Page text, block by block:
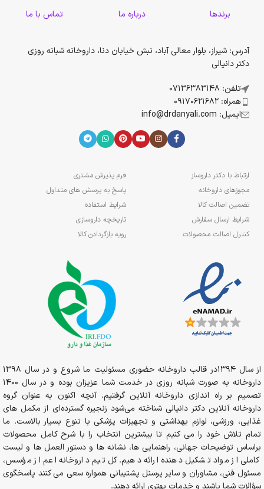
برندها درباره ما تماس با ما
آدرس: شیراز، بلوار معالی آباد، نبش خیابان دنا، داروخانه شبانه روزی
دکتر دانیالی
تلفن: 07136383148
همراه: 09170621682
ایمیل: info@drdanyali.com
ارتباط با دکتر داروساز
مجوزهای داروخانه
تضمین اصالت کالا
شرایط ارسال سفارش
کنترل اصالت محصولات
فرم پذیرش مشتری
پاسخ به پرسش های متداول
شرایط استفاده
تاریخچه داروسازی
رویه بازگردادن کالا
از سال 1394در قالب داروخانه حضوری مسئولیت ما شروع و در سال 1398
داروخانه به صورت شبانه روزی در خدمت شما عزیزان بوده و در سال 1400
تصمیم بر راه اندازی داروخانه آنلاین گرفتیم. آنچه اکنون به عنوان گروه
داروخانه آنلاین دکتر دانیالی شناخته می‌شود زنجیره گسترده‌ای از مکمل های
غذایی، ورزشی، لوازم بهداشتی و تجهیزات پزشکی با تنوع بسیار بالاست. ما
تمام تلاش خود را می کنیم تا بیشترین انتخاب را با شرح کامل محصولات
براساس توضیحات جهانی، راهنمایی ها، نشانه ها و دستور العمل ها و لیست
کاملی از مواد تشکیل دهنده ارائه دهیم. کل تیم داروخانه اعم از مؤسس،
مسئول فنی، مشاوران و سایر پرسنل پشتیبانی همواره سعی می کنند پاسخگوی
سؤالات شما باشند و خدمات بهتری ارائه دهند.